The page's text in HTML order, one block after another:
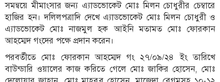
সমন্বয়ে মীমাংসার জন্য এ্যাডভোকেট মোঃ মিলন চোধুরীর চেম্বারে
হাজির হন। দলিলপত্রাদি দেখে এ্যাডভোকেট মোঃ মিলন চোধুরী ও
এ্যাডভোকেট মোঃ নাজমুল হক আইনি মতামত মোঃ ফোরকান
আহম্মেদ গংদের পক্ষে প্রদান করেন।
পরবর্তীতে মোঃ ফোরকান আহম্মেদ গং ২৭/০৯/২৪ ইং তারিখে
বাউন্ডারি ওয়ালের কাজ করিতে গেলে মোঃ জাকির হোসেন, মোঃ